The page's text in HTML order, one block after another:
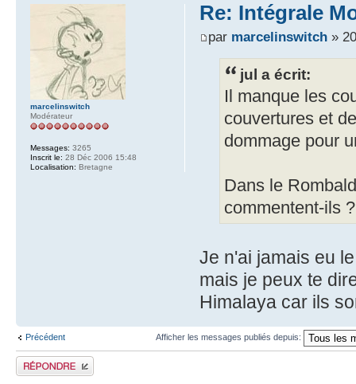
Re: Intégrale
par marcelinswitch»
jul a écrit:
Il manque les
couvertures et
dommage pour
Dans le
commentent-ils
Je n'ai jamais eu
mais je peux te
Himalaya car ils
marcelinswitch
Modérateur
Messages: 3265
Inscrit le: 28 Déc 2006 15:48
Localisation: Bretagne
Précédent Afficher les messages publiés depuis:
Publier une réponse